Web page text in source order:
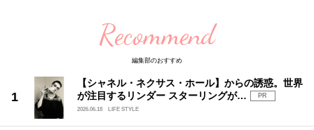
Recommend
編集部のおすすめ
【シャネル・ネクサス・ホール】からの誘惑。世界
が注目するリンダー スターリングが…
PR
2026.06.18
LIFE STYLE